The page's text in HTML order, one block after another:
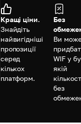
Кращі ціни.
Знайдіть
найвигідніші
пропозиції
серед
кількох
платформ.
Без
Ви
WIF у
якій
без